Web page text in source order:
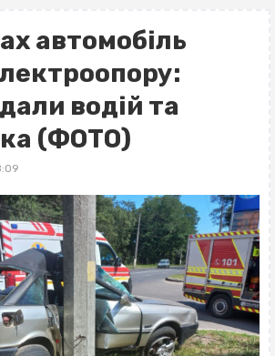
автомобіль
водій та
(ФОТО)